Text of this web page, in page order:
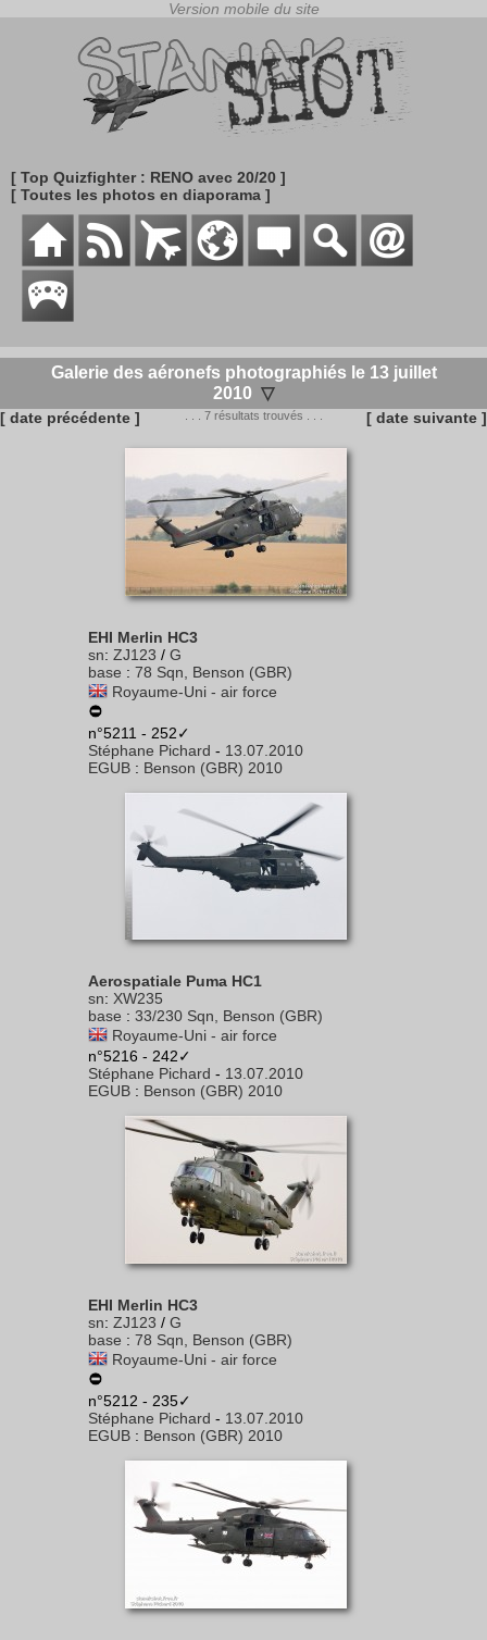
[ Top Quizfighter : RENO avec 20/20 ]
[ Toutes les photos en diaporama ]
Galerie des aéronefs photographiés le 13 juillet
2010 ▽
[ date précédente ] . . . 7 résultats trouvés . . . [ date suivante ]
EHI Merlin HC3
sn: ZJ123 / G
base : 78 Sqn, Benson (GBR)
Royaume-Uni - air force
n°5211 - 252✓
Stéphane Pichard - 13.07.2010
EGUB : Benson (GBR) 2010
Aerospatiale Puma HC1
sn: XW235
base : 33/230 Sqn, Benson (GBR)
Royaume-Uni - air force
n°5216 - 242✓
Stéphane Pichard - 13.07.2010
EGUB : Benson (GBR) 2010
EHI Merlin HC3
sn: ZJ123 / G
base : 78 Sqn, Benson (GBR)
Royaume-Uni - air force
n°5212 - 235✓
Stéphane Pichard - 13.07.2010
EGUB : Benson (GBR) 2010